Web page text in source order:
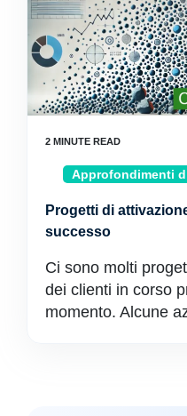
Approfondimenti
Progetti di
successo
Ci sono molti
dei clienti in corso
momento. Alcune